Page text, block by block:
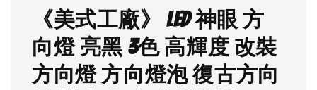
《美式工廠》 LED 神眼 方
向燈 亮黑 3色 高輝度 改裝
方向燈 方向燈泡 復古方向